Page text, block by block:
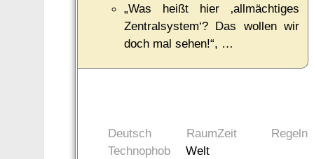
„Was heißt hier ‚allmächtiges
Zentralsystem‘? Das wollen wir
doch mal sehen!“, …
Deutsch RaumZeit
Regeln
Technophob
Welt